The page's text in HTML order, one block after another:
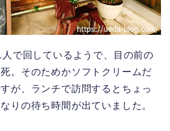
で回しているようで、目の前の
。そのためかソフトクリームだ
が、ランチで訪問するとちょっ
りの待ち時間が出ていました。